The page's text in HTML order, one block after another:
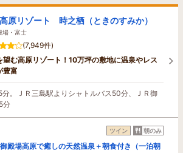
原リゾート 時之栖（ときのすみか）
場・富士
(7,949件)
望む高原リゾート！10万坪の敷地に温泉やレス
豊富
。ＪＲ三島駅よりシャトルバス50分、ＪＲ御
分
ツイン 朝のみ
殿場高原で癒しの天然温泉＋朝食付き（一泊朝